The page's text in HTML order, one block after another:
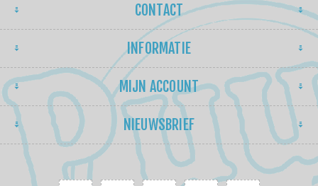
CONTACT
INFORMATIE
MIJN ACCOUNT
NIEUWSBRIEF